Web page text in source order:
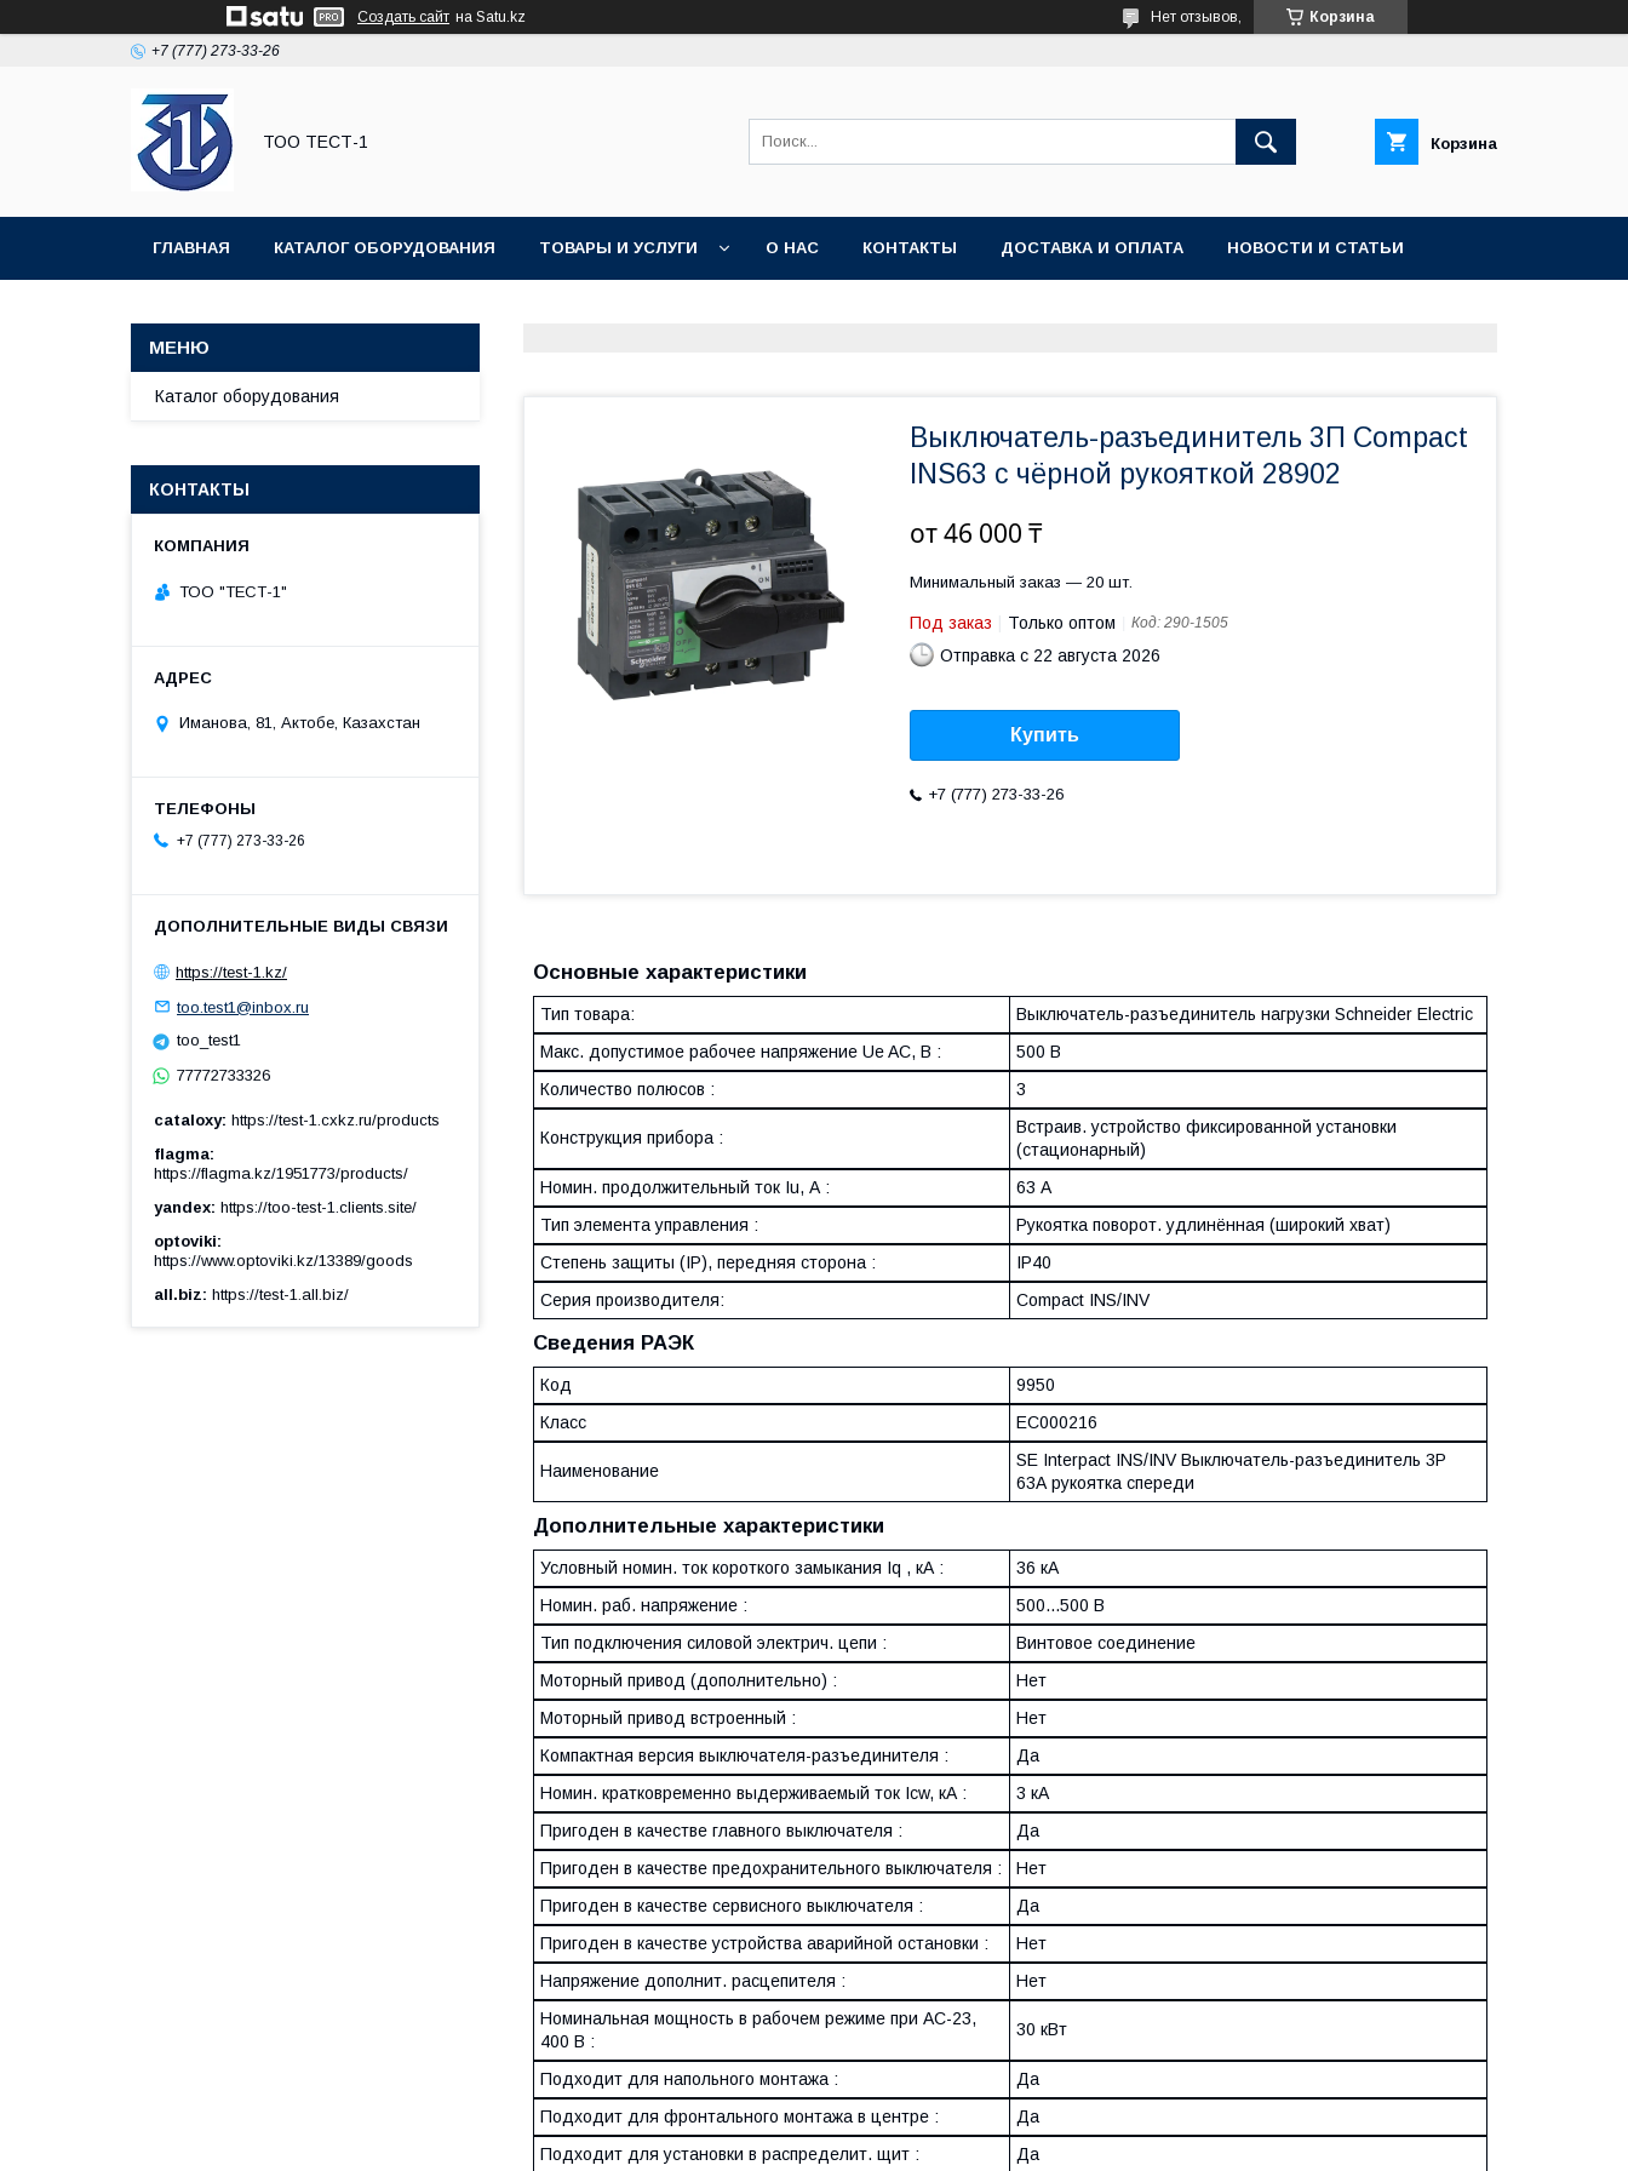
Создать сайт на Satu.kz Корзина
Нет отзывов,
+7 (777) 273-33-26
ТОО ТЕСТ-1 Корзина
ГЛАВНАЯ КАТАЛОГ ОБОРУДОВАНИЯ ТОВАРЫ И УСЛУГИ О НАС КОНТАКТЫ ДОСТАВКА И ОПЛАТА НОВОСТИ И СТАТЬИ
Выключатель-разъединитель 3П Compact
INS63 с чёрной рукояткой 28902
от46 000 ₸
Минимальный заказ — 20 шт.
Под заказ Только оптом Код: 290-1505
Отправка с 22 августа 2026
Купить
+7 (777) 273-33-26
Основные характеристики
Тип товара:
Выключатель-разъединитель нагрузки Schneider Electric
Макс. допустимое рабочее напряжение Ue AC, В :
500 В
Количество полюсов :
3
Конструкция прибора :
Встраив. устройство фиксированной установки
(стационарный)
Номин. продолжительный ток Iu, А :
63 А
Тип элемента управления :
Рукоятка поворот. удлинённая (широкий хват)
Степень защиты (IP), передняя сторона :
IP40
Серия производителя:
Compact INS/INV
Сведения РАЭК
Код
9950
Класс
EC000216
Наименование
SE Interpact INS/INV Выключатель-разъединитель 3P
63А рукоятка спереди
Дополнительные характеристики
Условный номин. ток короткого замыкания Iq , кА :
36 кА
Номин. раб. напряжение :
500...500 В
Тип подключения силовой электрич. цепи :
Винтовое соединение
Моторный привод (дополнительно) :
Нет
Моторный привод встроенный :
Нет
Компактная версия выключателя-разъединителя :
Да
Номин. кратковременно выдерживаемый ток Icw, кА :
3 кА
Пригоден в качестве главного выключателя :
Да
Пригоден в качестве предохранительного выключателя :
Нет
Пригоден в качестве сервисного выключателя :
Да
Пригоден в качестве устройства аварийной остановки :
Нет
Напряжение дополнит. расцепителя :
Нет
Номинальная мощность в рабочем режиме при AC-23,
400 В :
30 кВт
Подходит для напольного монтажа :
Да
Подходит для фронтального монтажа в центре :
Да
Подходит для установки в распределит. щит :
Да
Каталог оборудования
КОНТАКТЫ
ТОО "ТЕСТ-1"
Иманова, 81, Актобе, Казахстан
+7 (777) 273-33-26
https://test-1.kz/
too.test1@inbox.ru
too_test1
77772733326
cataloxy https://test-1.cxkz.ru/products
flagma
https://flagma.kz/1951773/products/
yandex https://too-test-1.clients.site/
optoviki
https://www.optoviki.kz/13389/goods
all.biz https://test-1.all.biz/